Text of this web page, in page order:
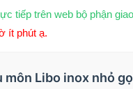
tiếp trên web bộ phận
ít phút ạ.
Libo inox nhỏ